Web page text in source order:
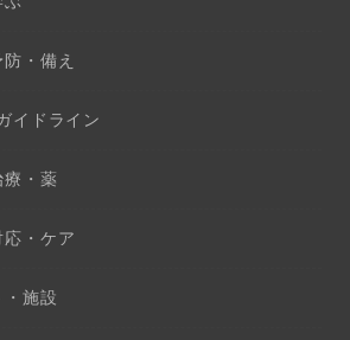
・備え
イドライン
・薬
・ケア
施設